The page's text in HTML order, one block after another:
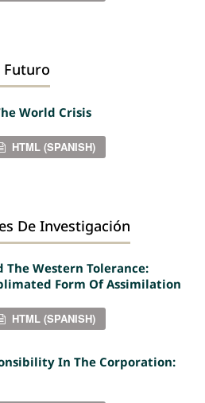
Futuro
World Crisis
HTML (SPANISH)
De Investigación
The Western Tolerance:
Form Of Assimilation
HTML (SPANISH)
In The Corporation: